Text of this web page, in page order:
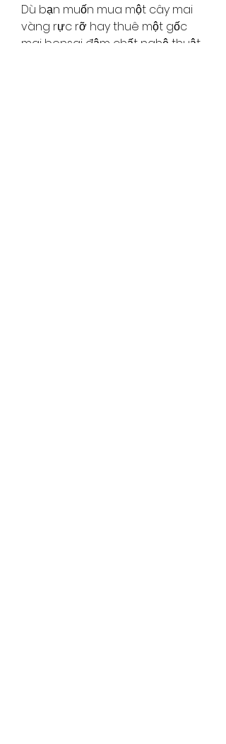
Dù bạn muốn mua một cây mai
vàng rực rỡ hay thuê một gốc
mai bonsai đậm chất nghệ thuật,